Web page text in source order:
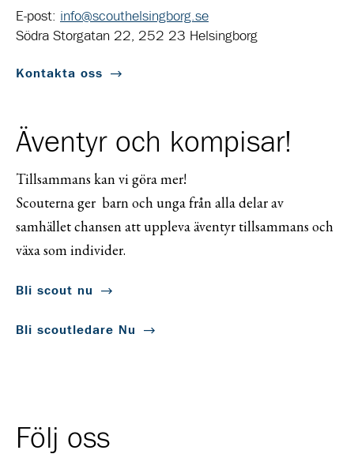
E-post: info@scouthelsingborg.se
Södra Storgatan 22, 252 23 Helsingborg
Kontakta oss
Äventyr och kompisar!
Tillsammans kan vi göra mer!
Scouterna ger barn och unga från alla delar av
samhället chansen att uppleva äventyr tillsammans och
växa som individer.
Bli scout nu
Bli scoutledare Nu
Följ oss